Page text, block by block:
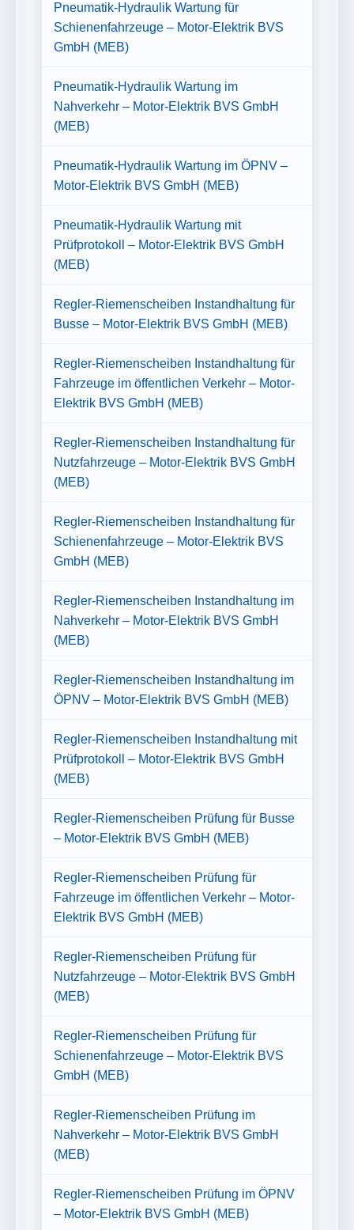
Pneumatik-Hydraulik Wartung für
Schienenfahrzeuge – Motor-Elektrik BVS
GmbH (MEB)
Pneumatik-Hydraulik Wartung im
Nahverkehr – Motor-Elektrik BVS GmbH
(MEB)
Pneumatik-Hydraulik Wartung im ÖPNV –
Motor-Elektrik BVS GmbH (MEB)
Pneumatik-Hydraulik Wartung mit
Prüfprotokoll – Motor-Elektrik BVS GmbH
(MEB)
Regler-Riemenscheiben Instandhaltung für
Busse – Motor-Elektrik BVS GmbH (MEB)
Regler-Riemenscheiben Instandhaltung für
Fahrzeuge im öffentlichen Verkehr – Motor-
Elektrik BVS GmbH (MEB)
Regler-Riemenscheiben Instandhaltung für
Nutzfahrzeuge – Motor-Elektrik BVS GmbH
(MEB)
Regler-Riemenscheiben Instandhaltung für
Schienenfahrzeuge – Motor-Elektrik BVS
GmbH (MEB)
Regler-Riemenscheiben Instandhaltung im
Nahverkehr – Motor-Elektrik BVS GmbH
(MEB)
Regler-Riemenscheiben Instandhaltung im
ÖPNV – Motor-Elektrik BVS GmbH (MEB)
Regler-Riemenscheiben Instandhaltung mit
Prüfprotokoll – Motor-Elektrik BVS GmbH
(MEB)
Regler-Riemenscheiben Prüfung für Busse
– Motor-Elektrik BVS GmbH (MEB)
Regler-Riemenscheiben Prüfung für
Fahrzeuge im öffentlichen Verkehr – Motor-
Elektrik BVS GmbH (MEB)
Regler-Riemenscheiben Prüfung für
Nutzfahrzeuge – Motor-Elektrik BVS GmbH
(MEB)
Regler-Riemenscheiben Prüfung für
Schienenfahrzeuge – Motor-Elektrik BVS
GmbH (MEB)
Regler-Riemenscheiben Prüfung im
Nahverkehr – Motor-Elektrik BVS GmbH
(MEB)
Regler-Riemenscheiben Prüfung im ÖPNV
– Motor-Elektrik BVS GmbH (MEB)